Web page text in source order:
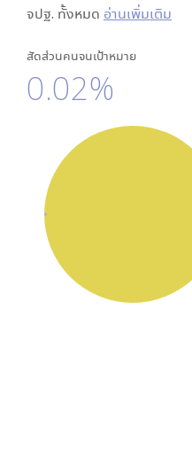
จปฐ. ทั้งหมด อ่านเพิ่มเติม
สัดส่วนคนจนเป้าหมาย
0.02%